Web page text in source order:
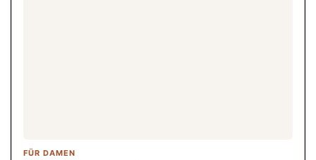
FÜR DAMEN